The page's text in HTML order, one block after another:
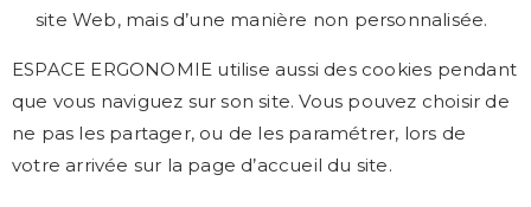
site Web, mais d’une manière non personnalisée.
ESPACE ERGONOMIE utilise aussi des cookies pendant
que vous naviguez sur son site. Vous pouvez choisir de
ne pas les partager, ou de les paramétrer, lors de
votre arrivée sur la page d’accueil du site.